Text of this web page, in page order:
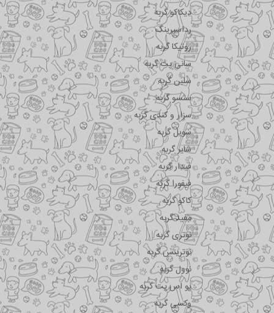
دیکاکو گربه
رداسپرینگ
روتیکا گربه
سانی پت گربه
سلبن گربه
سنسو گربه
سزار و کندی گربه
سویل گربه
شایر گربه
فیدار گربه
فیفورا گربه
کاکو گربه
مفید گربه
نوتری گربه
نوترینس گربه
نوول گربه
یو اس پت گربه
وکسی گربه